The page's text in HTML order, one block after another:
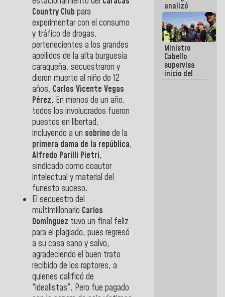
Country Club para
experimentar con el consumo
y tráfico de drogas,
pertenecientes a los grandes
apellidos de la alta burguesía
caraqueña, secuestraron y
dieron muerte al niño de 12
años, Carlos Vicente Vegas
Pérez. En menos de un año,
todos los involucrados fueron
puestos en libertad,
incluyendo a un sobrino de la
primera dama de la república,
Alfredo Parilli Pietri,
sindicado como coautor
intelectual y material del
funesto suceso.
El secuestro del
multimillonario Carlos
Domínguez tuvo un final feliz
para el plagiado, pues regresó
a su casa sano y salvo,
agradeciendo el buen trato
recibido de los raptores, a
quienes calificó de
“idealistas”. Pero fue pagado
analizó
junto a
gobernadores
planes de
recuperación
del Sistema
Eléctrico
Nacional
Ministro
Cabello
supervisa
inicio del
proceso de